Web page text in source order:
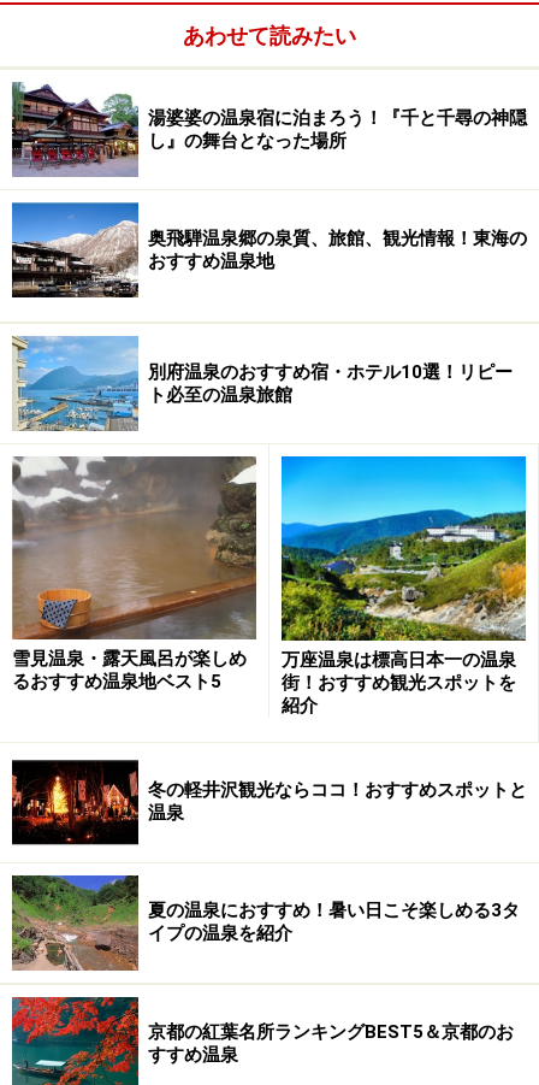
※記事内容は執筆時点のものです。最新の内容をご確認くださ
い。
1/3 次のページへ
あわせて読みたい
湯婆婆の温泉宿に泊まろう！『千と千尋の神隠
し』の舞台となった場所
奥飛騨温泉郷の泉質、旅館、観光情報！東海の
おすすめ温泉地
別府温泉のおすすめ宿・ホテル10選！リピー
ト必至の温泉旅館
雪見温泉・露天風呂が楽しめ
るおすすめ温泉地ベスト5
万座温泉は標高日本一の温泉
街！おすすめ観光スポットを
紹介
冬の軽井沢観光ならココ！おすすめスポットと
温泉
夏の温泉におすすめ！暑い日こそ楽しめる3タ
イプの温泉を紹介
京都の紅葉名所ランキングBEST5＆京都のお
すすめ温泉